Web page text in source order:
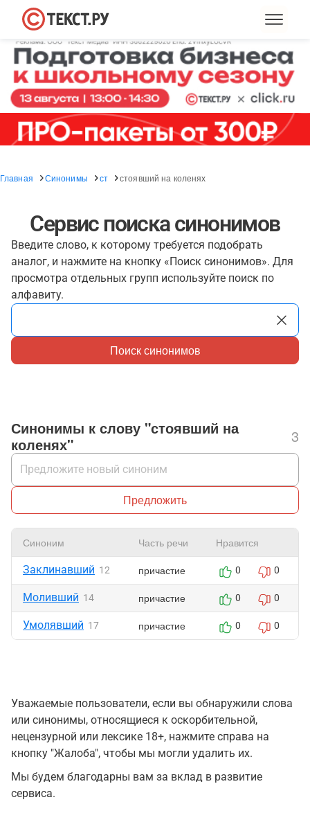
Главная Синонимы ст стоявший на коленях
Сервис поиска синонимов
Введите слово, к которому требуется подобрать
аналог, и нажмите на кнопку «Поиск синонимов». Для
просмотра отдельных групп используйте поиск по
алфавиту.
Поиск синонимов
Синонимы к слову "стоявший на
коленях"
3
Предложить
Синоним Часть речи Нравится
Заклинавший 12 причастие 0 0
Моливший 14 причастие 0 0
Умолявший 17 причастие 0 0
Уважаемые пользователи, если вы обнаружили слова
или синонимы, относящиеся к оскорбительной,
нецензурной или лексике 18+, нажмите справа на
кнопку "Жалоба", чтобы мы могли удалить их.
Мы будем благодарны вам за вклад в развитие
сервиса.